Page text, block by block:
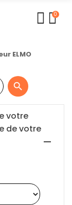
0
ELMO

votre
de votre